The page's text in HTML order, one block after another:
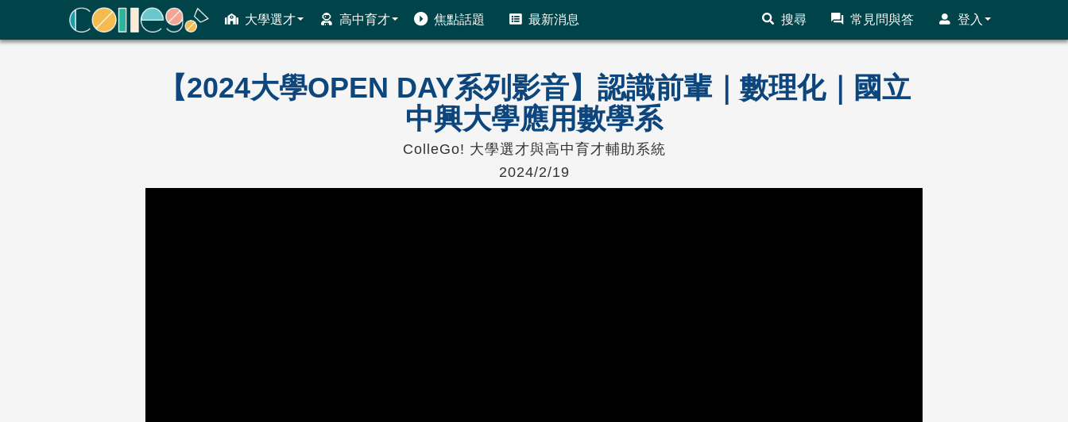
大學選才 高中育才 焦點話題 最新消息 搜尋 常見問與答 登入
ColleGo! 大學選才與高中育才輔助系統
【2024大學OPEN DAY系列影音】認識前輩｜數理化｜國立
中興大學應用數學系
ColleGo! 大學選才與高中育才輔助系統
2024/2/19